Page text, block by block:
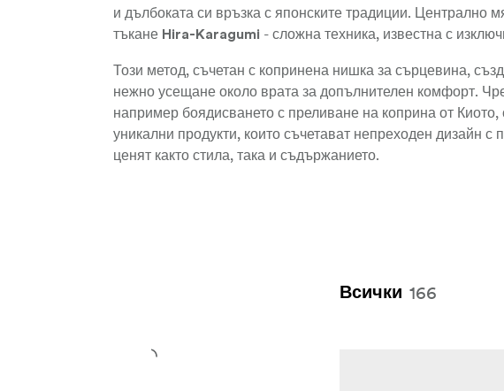
и дълбоката си връзка с японските традиции. Централно
тъкане Hira-Karagumi - сложна техника, известна с
Този метод, съчетан с копринена нишка за сърцевина,
нежно усещане около врата за допълнителен комфорт.
например боядисването с преливане на коприна от
уникални продукти, които съчетават непреходен дизайн
ценят както стила, така и съдържанието.
Всички 166